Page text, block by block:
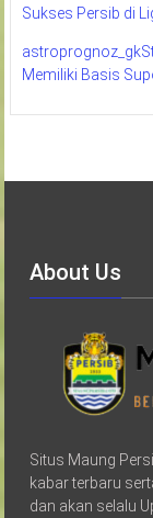
Sukses Persib di
Memiliki Basis
About Us
Situs Maung
kabar terbaru
dan akan selalu